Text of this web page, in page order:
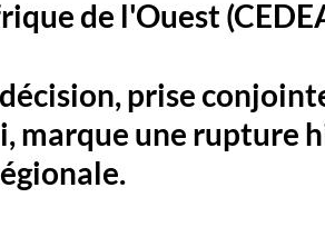
de l'Ouest
prise
marque une rupture